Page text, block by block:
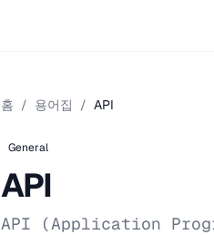
홈 / 용어집 / API
General
API
API (Application